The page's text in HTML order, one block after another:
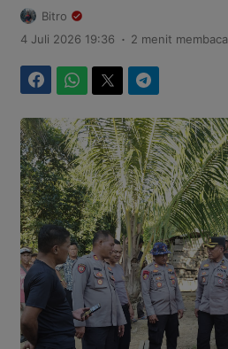
Bitro
4 Juli 2026 19:36 . 2 menit membaca